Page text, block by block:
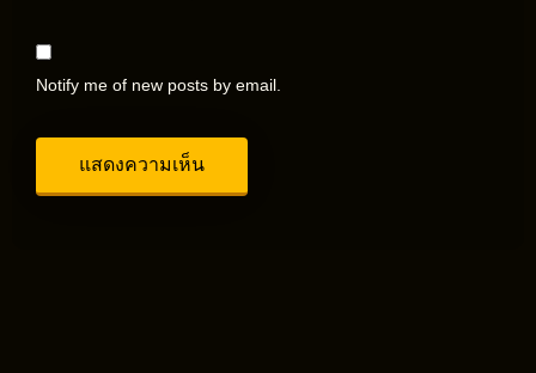
Notify me of new posts by email.